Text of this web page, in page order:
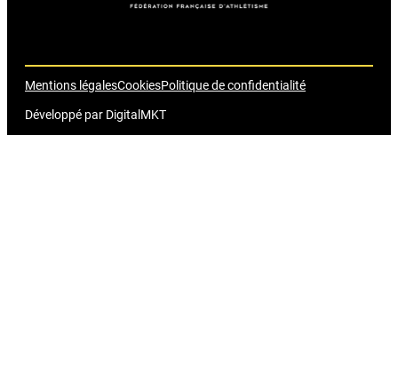
Mentions légalesCookiesPolitique de confidentialité
Développé par DigitalMKT